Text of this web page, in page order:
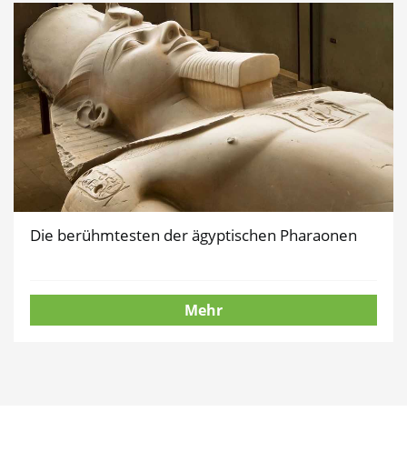
Die berühmtesten der ägyptischen Pharaonen
Mehr